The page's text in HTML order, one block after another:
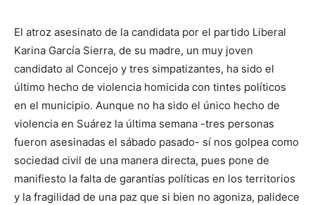
El atroz asesinato de la candidata por el partido Liberal
Karina García Sierra, de su madre, un muy joven
candidato al Concejo y tres simpatizantes, ha sido el
último hecho de violencia homicida con tintes políticos
en el municipio. Aunque no ha sido el único hecho de
violencia en Suárez la última semana -tres personas
fueron asesinadas el sábado pasado- sí nos golpea como
sociedad civil de una manera directa, pues pone de
manifiesto la falta de garantías políticas en los territorios
y la fragilidad de una paz que si bien no agoniza, palidece